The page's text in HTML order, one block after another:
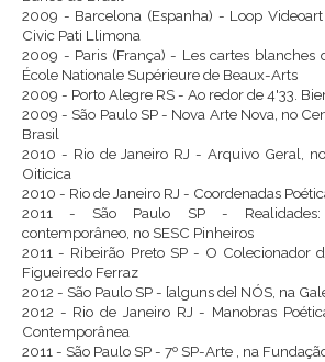
2009 - Barcelona (Espanha) - Loop
Civic Pati Llimona
2009 - Paris (França) - Les cartes blanches
École Nationale Supérieure de Beaux-Arts
2009 - Porto Alegre RS - Ao redor de 4'33.
2009 - São Paulo SP - Nova Arte Nova, no
Brasil
2010 - Rio de Janeiro RJ - Arquivo Geral,
Oiticica
2010 - Rio de Janeiro RJ - Coordenadas
2011 - São Paulo SP - Realidades:
contemporâneo, no SESC Pinheiros
2011 - Ribeirão Preto SP - O Colecionador
Figueiredo Ferraz
2012 - São Paulo SP - [alguns de] NÓS, na
2012 - Rio de Janeiro RJ - Manobras
Contemporânea
2011 - São Paulo SP - 7º SP-Arte , na